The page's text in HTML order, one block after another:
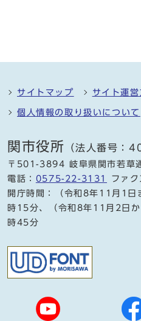
サイトマップ サイト運営
個人情報の取り扱いについて
関市役所 （法人番号
〒501-3894 岐阜県関市若草
電話： 0575-22-3131
ファ
開庁時間：（令和8年11月1
時15分、（令和8年11月2日
時45分